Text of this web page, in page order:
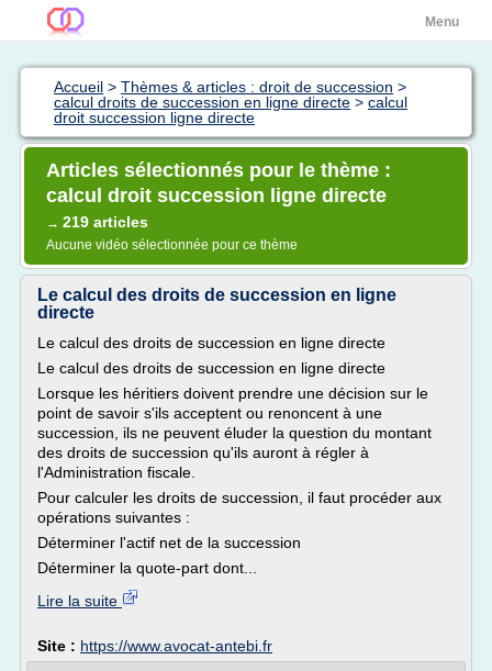
Menu
Accueil > Thèmes & articles : droit de succession >
calcul droits de succession en ligne directe > calcul
droit succession ligne directe
Articles sélectionnés pour le thème :
calcul droit succession ligne directe
→ 219 articles
Aucune vidéo sélectionnée pour ce thème
Le calcul des droits de succession en ligne
directe
Le calcul des droits de succession en ligne directe
Le calcul des droits de succession en ligne directe
Lorsque les héritiers doivent prendre une décision sur le
point de savoir s'ils acceptent ou renoncent à une
succession, ils ne peuvent éluder la question du montant
des droits de succession qu'ils auront à régler à
l'Administration fiscale.
Pour calculer les droits de succession, il faut procéder aux
opérations suivantes :
Déterminer l'actif net de la succession
Déterminer la quote-part dont...
Lire la suite
Site : https://www.avocat-antebi.fr